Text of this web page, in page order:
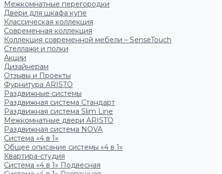
Межкомнатные перегородки
Двери для шкафа купе
Классическая коллекция
Современная коллекция
Коллекция современной мебели – SenseTouch
Стеллажи и полки
Акции
Дизайнерам
Отзывы и Проекты
Фурнитура ARISTO
Раздвижные системы
Раздвижная система Стандарт
Раздвижная система Slim Line
Межкомнатные двери ARISTO
Раздвижная система NOVA
Система «4 в 1»
Общее описание системы «4 в 1»
Квартира-студия
Система «4 в 1» Подвесная